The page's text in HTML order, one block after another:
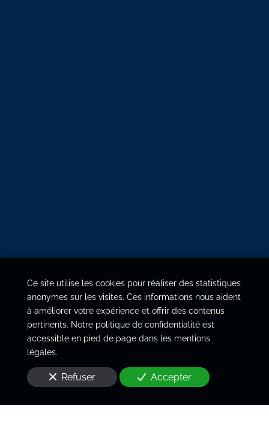
Ce site utilise les cookies pour réaliser des statistiques
anonymes sur les visites. Ces informations nous aident
à améliorer votre expérience et offrir des contenus
pertinents. Notre politique de confidentialité est
accessible en pied de page dans les mentions
légales.
Refuser Accepter